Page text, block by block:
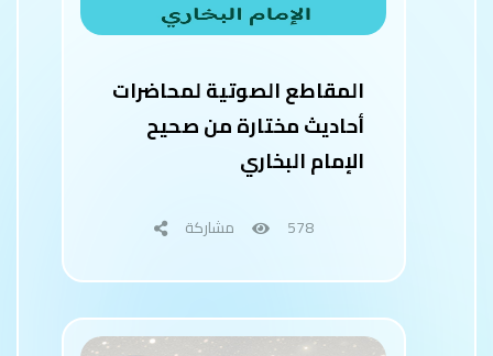
المقاطع الصوتية لمحاضرات
أحاديث مختارة من صحيح
الإمام البخاري
578 مشاركة